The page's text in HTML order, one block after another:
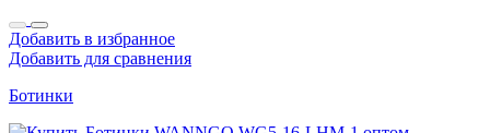
Добавить в избранное
Добавить для сравнения
Ботинки